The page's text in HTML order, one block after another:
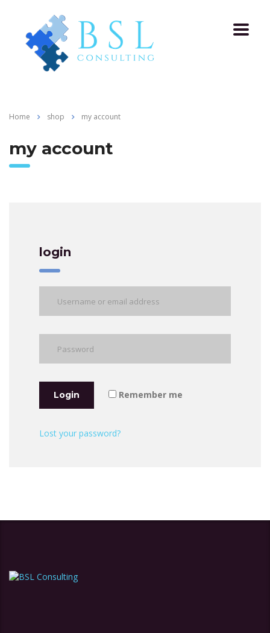
Home shop my account
my account
login
Login Remember me
Lost your password?